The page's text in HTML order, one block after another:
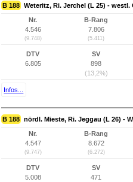
B 188 Weteritz, Ri. Jerchel (L 25) -
Nr.
4.546
(9.748)
B-Rang
7.806
(5.411)
DTV
6.805
SV
898
(13,2%)
Infos...
B 188 nördl. Mieste, Ri. Jeggau (L 26) -
Nr.
4.547
(9.747)
B-Rang
8.672
(6.272)
DTV
5.008
SV
471